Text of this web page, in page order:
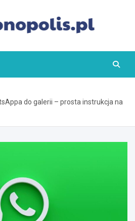
do galerii – prosta instrukcja na